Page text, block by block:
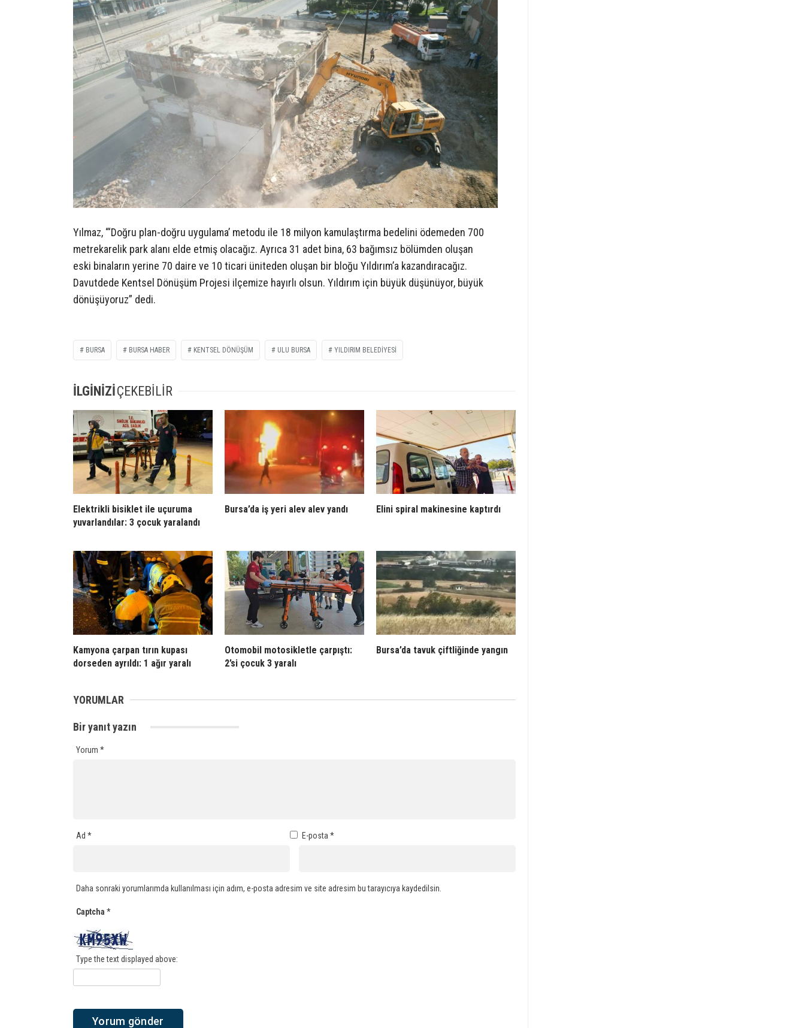
Yılmaz, “‘Doğru plan-doğru uygulama’ metodu ile 18 milyon kamulaştırma bedelini ödemeden 700
metrekarelik park alanı elde etmiş olacağız. Ayrıca 31 adet bina, 63 bağımsız bölümden oluşan
eski binaların yerine 70 daire ve 10 ticari üniteden oluşan bir bloğu Yıldırım’a kazandıracağız.
Davutdede Kentsel Dönüşüm Projesi ilçemize hayırlı olsun. Yıldırım için büyük düşünüyor, büyük
dönüşüyoruz” dedi.
BURSA BURSA HABER KENTSEL DÖNÜŞÜM ULU BURSA YILDIRIM BELEDIYESI
İLGİNİZİÇEKEBİLİR
Elektrikli bisiklet ile uçuruma
yuvarlandılar: 3 çocuk yaralandı
Bursa’da iş yeri alev alev yandı Elini spiral makinesine kaptırdı
Kamyona çarpan tırın kupası
dorseden ayrıldı: 1 ağır yaralı
Otomobil motosikletle çarpıştı:
2’si çocuk 3 yaralı
Bursa’da tavuk çiftliğinde yangın
YORUMLAR
Bir yanıt yazın
Yorum *
Ad * E-posta *
Daha sonraki yorumlarımda kullanılması için adım, e-posta adresim ve site adresim bu tarayıcıya kaydedilsin.
Captcha *
Type the text displayed above: